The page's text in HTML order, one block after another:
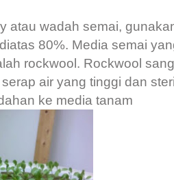
atau wadah semai,
80%. Media semai
rockwool. Rockwool
air yang tinggi dan
ke media tanam